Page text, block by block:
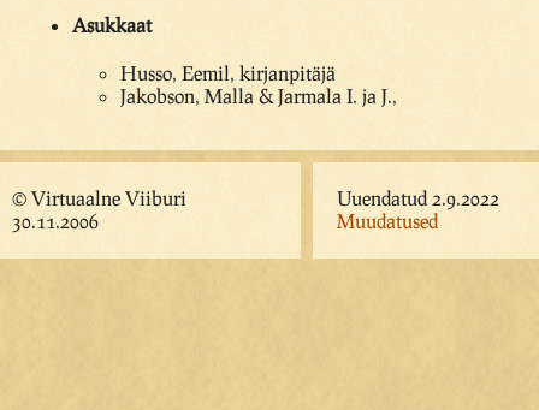
Asukkaat
Husso, Eemil, kirjanpitäjä
Jakobson, Malla & Jarmala I. ja J.,
© Virtuaalne Viiburi
30.11.2006
Uuendatud 2.9.2022
Muudatused